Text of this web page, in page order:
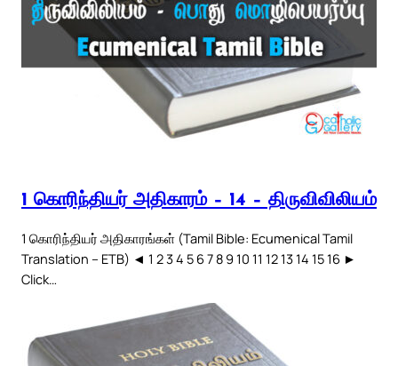
1 கொரிந்தியர் அதிகாரம் – 14 – திருவிவிலியம்
1 கொரிந்தியர் அதிகாரங்கள் (Tamil Bible: Ecumenical Tamil
Translation – ETB) ◄ 1 2 3 4 5 6 7 8 9 10 11 12 13 14 15 16 ►
Click…